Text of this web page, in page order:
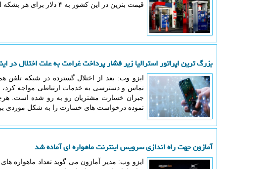
قیمت بنزین در این کشور به ۴ دلار برای هر بشکه افزایش خواهد یافت.
بزرگ ترین اپراتور استرالیا زیر فشار پرداخت غرامت به علت اختلال در
ایزو وب: بعد از اختلال گسترده در شبکه تلفن
تماس و دسترسی به خدمات ارتباطی مواجه کرد،
جبران خسارت مشتریان رو به رو شده است. هرچند
نموده درخواست های خسارت را به شکل موردی
آمازون جهت راه اندازی سرویس اینترنت ماهواره ای آماده شد
ایزو وب: مدیر آمازون می گوید تعداد ماهواره